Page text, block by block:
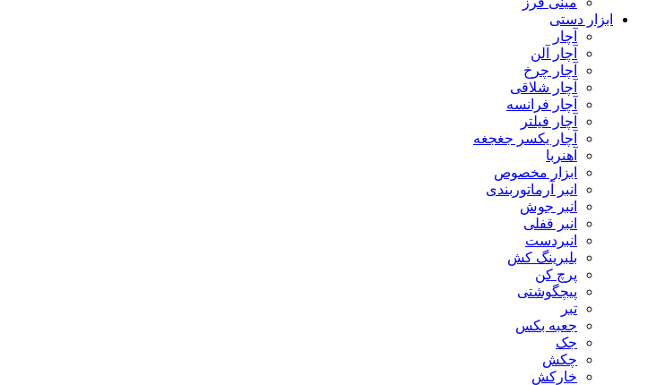
ابزار دستی
آچار
آچار آلن
آچار چرخ
آچار شلاقی
آچار فرانسه
آچار فیلتر
آچار یکسر جغجغه
آهنربا
ابزار مخصوص
انبر آرماتوربندی
انبر جوش
انبر قفلی
انبردست
بلبرینگ کش
پرچ کن
پیچگوشتی
تبر
جعبه بکس
جک
چکش
خارکش